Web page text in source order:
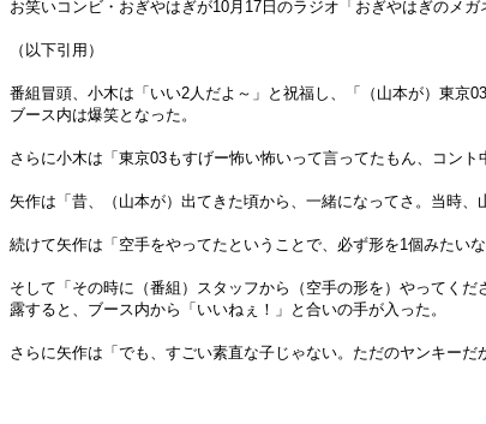
お笑いコンビ・おぎやはぎが10月17日のラジオ「おぎやはぎのメ
（以下引用）
番組冒頭、小木は「いい2人だよ～」と祝福し、「（山本が）東京
ブース内は爆笑となった。
さらに小木は「東京03もすげー怖い怖いって言ってたもん、コン
矢作は「昔、（山本が）出てきた頃から、一緒になってさ。当時
続けて矢作は「空手をやってたということで、必ず形を1個みたい
そして「その時に（番組）スタッフから（空手の形を）やってく
露すると、ブース内から「いいねぇ！」と合いの手が入った。
さらに矢作は「でも、すごい素直な子じゃない。ただのヤンキー